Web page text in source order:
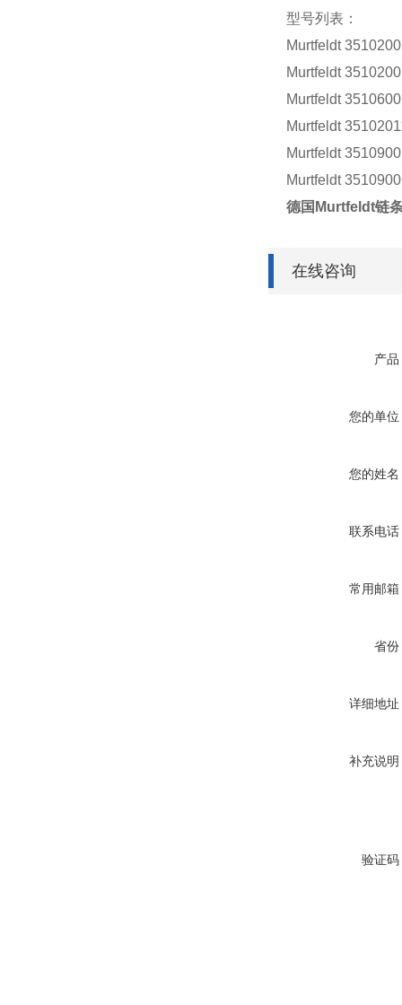
型号列表：
Murtfeldt
Murtfeldt
Murtfeldt
Murtfeldt
Murtfeldt
Murtfeldt
德国Murtfeldt链
在线咨询
产品
您的单位
您的姓名
联系电话
常用邮箱
省份
详细地址
补充说明
验证码